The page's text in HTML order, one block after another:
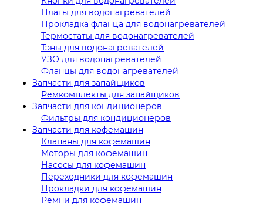
Платы для водонагревателей
Прокладка фланца для водонагревателей
Термостаты для водонагревателей
Тэны для водонагревателей
УЗО для водонагревателей
Фланцы для водонагревателей
Запчасти для запайщиков
Ремкомплекты для запайщиков
Запчасти для кондиционеров
Фильтры для кондиционеров
Запчасти для кофемашин
Клапаны для кофемашин
Моторы для кофемашин
Насосы для кофемашин
Переходники для кофемашин
Прокладки для кофемашин
Ремни для кофемашин